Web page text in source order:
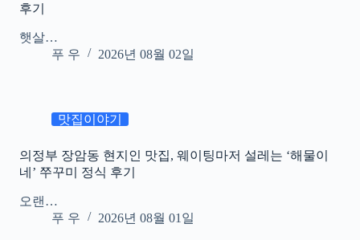
후기
햇살…
푸 우
2026년 08월 02일
맛집이야기
의정부 장암동 현지인 맛집, 웨이팅마저 설레는 ‘해물이
네’ 쭈꾸미 정식 후기
오랜…
푸 우
2026년 08월 01일